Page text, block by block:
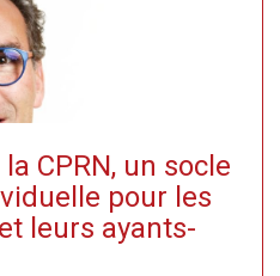
CPRN, un socle
pour les
leurs ayants-